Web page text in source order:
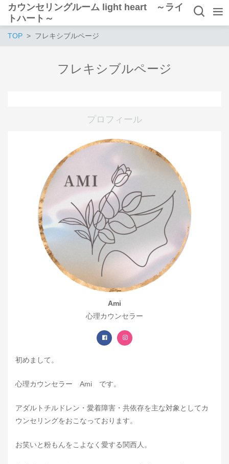
カウンセリングルーム light heart ～ライ
トハート～
TOP フレキシブルページ
フレキシブルページ
プロフィール
Ami
心理カウンセラー
初めまして。
心理カウンセラー Ami です。
アダルトチルドレン・愛着障害・共依存を主な対象としてカ
ウンセリングをおこなっております。
お笑いと粉もんをこよなく愛する関西人。